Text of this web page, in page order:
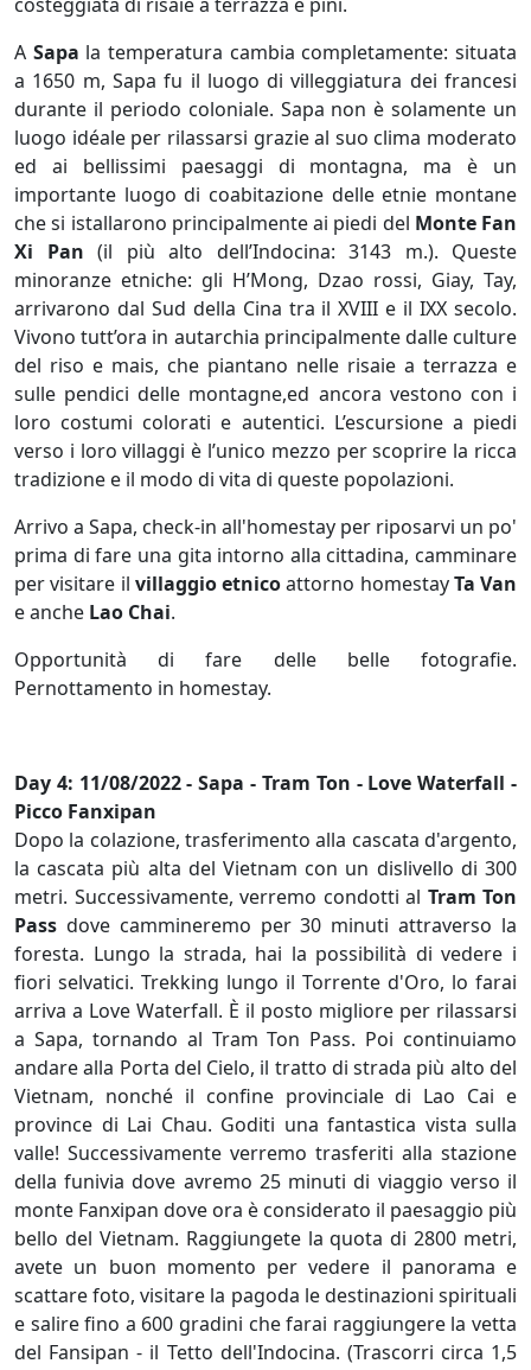
A Sapa la temperatura cambia completamente: situata
a 1650 m, Sapa fu il luogo di villeggiatura dei francesi
durante il periodo coloniale. Sapa non è solamente un
luogo idéale per rilassarsi grazie al suo clima moderato
ed ai bellissimi paesaggi di montagna, ma è un
importante luogo di coabitazione delle etnie montane
che si istallarono principalmente ai piedi del Monte Fan
Xi Pan (il più alto dell’Indocina: 3143 m.). Queste
minoranze etniche: gli H’Mong, Dzao rossi, Giay, Tay,
arrivarono dal Sud della Cina tra il XVIII e il IXX secolo.
Vivono tutt’ora in autarchia principalmente dalle culture
del riso e mais, che piantano nelle risaie a terrazza e
sulle pendici delle montagne,ed ancora vestono con i
loro costumi colorati e autentici. L’escursione a piedi
verso i loro villaggi è l’unico mezzo per scoprire la ricca
tradizione e il modo di vita di queste popolazioni.
Arrivo a Sapa, check-in all'homestay per riposarvi un po'
prima di fare una gita intorno alla cittadina, camminare
per visitare il villaggio etnicoattorno homestayTa Van
e anche Lao Chai.
Opportunità di fare delle belle fotografie.
Pernottamento in homestay.
Day 4: 11/08/2022 - Sapa - Tram Ton - Love Waterfall -
Picco Fanxipan
Dopo la colazione, trasferimento alla cascata d'argento,
la cascata più alta del Vietnam con un dislivello di 300
metri. Successivamente, verremo condotti al Tram Ton
Pass dove cammineremo per 30 minuti attraverso la
foresta. Lungo la strada, hai la possibilità di vedere i
fiori selvatici. Trekking lungo il Torrente d'Oro, lo farai
arriva a Love Waterfall. È il posto migliore per rilassarsi
a Sapa, tornando al Tram Ton Pass. Poi continuiamo
andare alla Porta del Cielo, il tratto di strada più alto del
Vietnam, nonché il confine provinciale di Lao Cai e
province di Lai Chau. Goditi una fantastica vista sulla
valle! Successivamente verremo trasferiti alla stazione
della funivia dove avremo 25 minuti di viaggio verso il
monte Fanxipan dove ora è considerato il paesaggio più
bello del Vietnam. Raggiungete la quota di 2800 metri,
avete un buon momento per vedere il panorama e
scattare foto, visitare la pagoda le destinazioni spirituali
e salire fino a 600 gradini che farai raggiungere la vetta
del Fansipan - il Tetto dell'Indocina. (Trascorri circa 1,5